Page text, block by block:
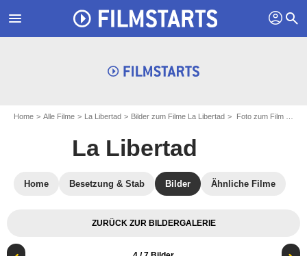
menu profil search
Home Alle Filme La Libertad Bilder zum Filme La Libertad Foto zum Film La Libertad - Bild 4
La Libertad
Home Besetzung & Stab Bilder Ähnliche Filme
ZURÜCK ZUR BILDERGALERIE